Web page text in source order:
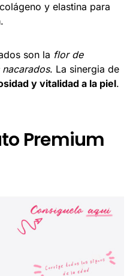
y elastina para
.
son la flor de
. La sinergia de
y vitalidad a la piel.
Premium